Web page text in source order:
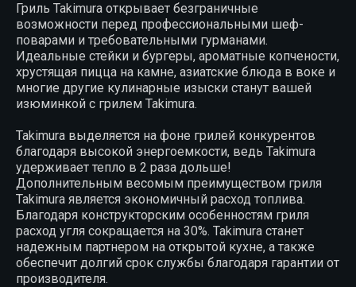
Гриль Takimura открывает безграничные
возможности перед профессиональными шеф-
поварами и требовательными гурманами.
Идеальные стейки и бургеры, ароматные копчености,
хрустящая пицца на камне, азиатские блюда в воке и
многие другие кулинарные изыски станут вашей
изюминкой с грилем Takimura.
Takimura выделяется на фоне грилей конкурентов
благодаря высокой энергоемкости, ведь Takimura
удерживает тепло в 2 раза дольше!
Дополнительным весомым преимуществом гриля
Takimura является экономичный расход топлива.
Благодаря конструкторским особенностям гриля
расход угля сокращается на 30%. Takimura станет
надежным партнером на открытой кухне, а также
обеспечит долгий срок службы благодаря гарантии от
производителя.